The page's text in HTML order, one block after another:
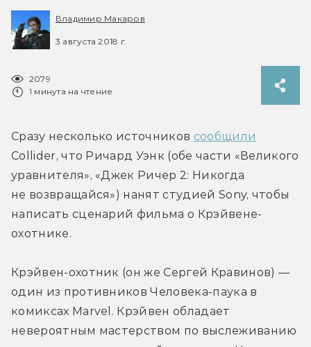
Владимир Макаров
3 августа 2018 г.
2079
1 минута на чтение
Сразу несколько источников сообщили
Collider, что Ричард Уэнк (обе части «Великого
уравнителя», «Джек Ричер 2: Никогда
не возвращайся») нанят студией Sony, чтобы
написать сценарий фильма о Крэйвене-
охотнике.
Крэйвен-охотник (он же Сергей Кравинов) —
один из противников Человека-паука в
комиксах Marvel. Крэйвен обладает
невероятным мастерством по выслеживанию